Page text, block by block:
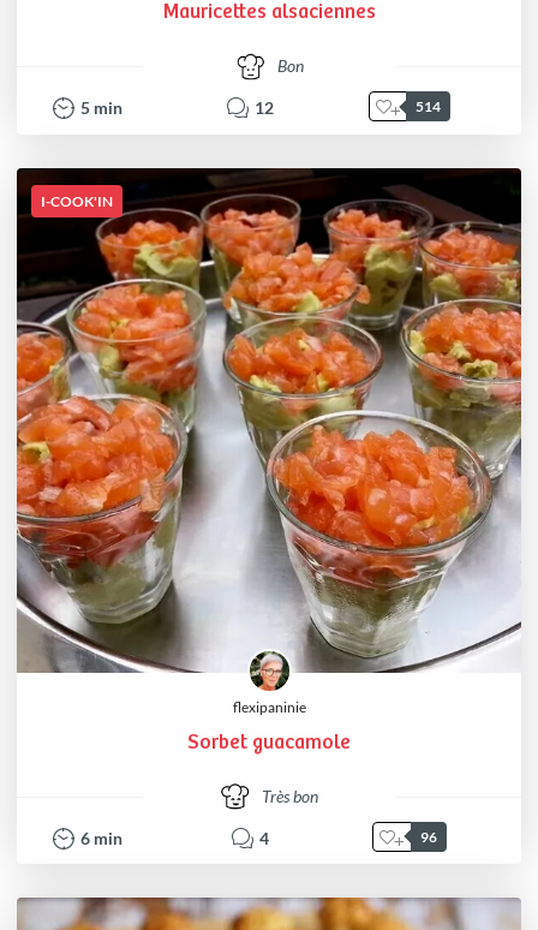
Mauricettes alsaciennes
Bon
5 min 12 514
I-COOK'IN
flexipaninie
Sorbet guacamole
Très bon
6 min 4 96